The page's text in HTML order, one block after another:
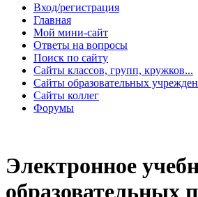
Вход/регистрация
Главная
Мой мини-сайт
Ответы на вопросы
Поиск по сайту
Сайты классов, групп, кружков...
Сайты образовательных
Сайты коллег
Форумы
Электронное
образовательных